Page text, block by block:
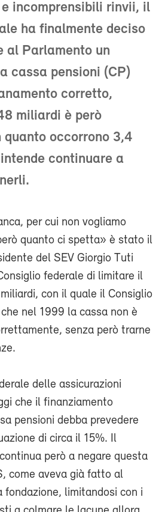
e incomprensibili rinvii, il
ha finalmente deciso
al Parlamento un
cassa pensioni (CP)
corretto,
miliardi è però
occorrono 3,4
continuare a
per cui non vogliamo
quanto ci spetta» è stato il
del SEV Giorgio Tuti
federale di limitare il
con il quale il Consiglio
nel 1999 la cassa non è
senza però trarne
delle assicurazioni
che il finanziamento
pensioni debba prevedere
di circa il 15%. Il
però a negare questa
come aveva già fatto al
fondazione, limitandosi con i